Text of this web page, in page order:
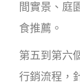
間實景、庭
食推薦。
第五到第六
行銷流程，